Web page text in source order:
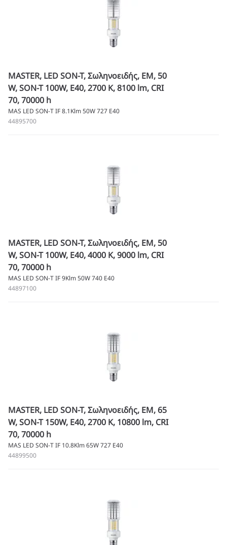
MASTER, LED SON-T, Σωληνοειδής, EM, 50
W, SON-T 100W, E40, 2700 K, 8100 lm, CRI
70, 70000 h
MAS LED SON-T IF 8.1Klm 50W 727 E40
44895700
MASTER, LED SON-T, Σωληνοειδής, EM, 50
W, SON-T 100W, E40, 4000 K, 9000 lm, CRI
70, 70000 h
MAS LED SON-T IF 9Klm 50W 740 E40
44897100
MASTER, LED SON-T, Σωληνοειδής, EM, 65
W, SON-T 150W, E40, 2700 K, 10800 lm, CRI
70, 70000 h
MAS LED SON-T IF 10.8Klm 65W 727 E40
44899500